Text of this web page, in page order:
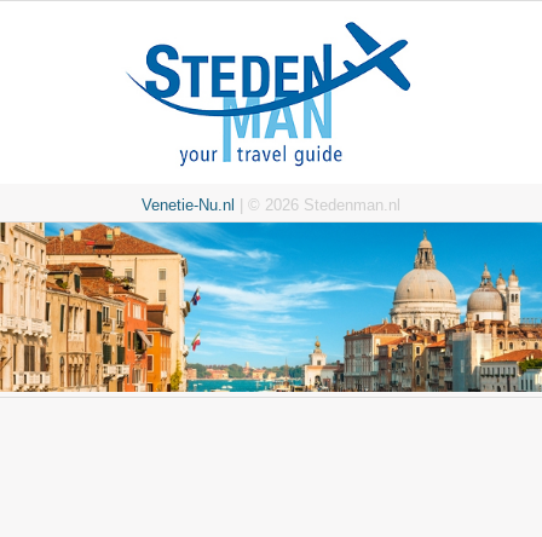
Venetie-Nu.nl | © 2026 Stedenman.nl